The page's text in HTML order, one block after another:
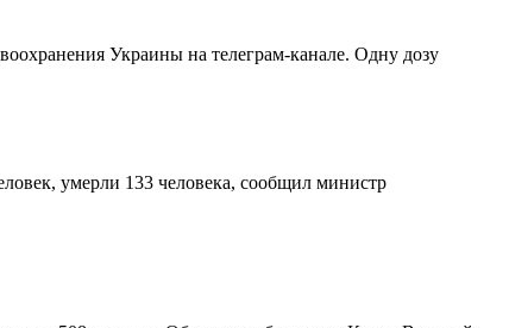
Украины на телеграм-канале. Одну дозу
умерли 133 человека, сообщил министр